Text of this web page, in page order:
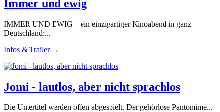
Immer und ewig
IMMER UND EWIG – ein einzigartiger Kinoabend in ganz
Deutschland:...
Infos & Trailer →
Jomi - lautlos, aber nicht sprachlos
Die Untertitel werden offen abgespielt. Der gehörlose Pantomime...